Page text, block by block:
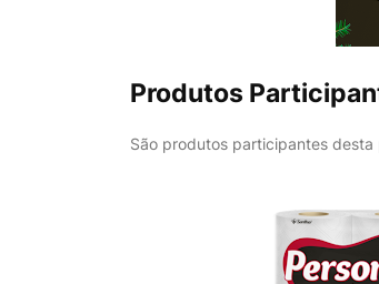
Produtos
São produtos participantes desta